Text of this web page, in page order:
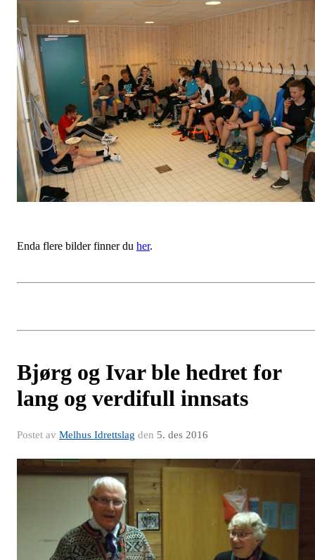
Enda flere bilder finner du her.
Bjørg og Ivar ble hedret for
lang og verdifull innsats
Postet av Melhus Idrettslag den 5. des 2016